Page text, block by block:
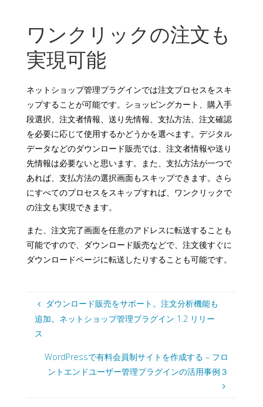
ワンクリックの注文も
実現可能
ネットショップ管理プラグインでは注文プロセスをスキ
ップすることが可能です。ショッピングカート、購入手
段選択、注文者情報、送り先情報、支払方法、注文確認
を必要に応じて使用するかどうかを選べます。デジタル
データなどのダウンロード販売では、注文者情報や送り
先情報は必要ないと思います。また、支払方法が一つで
あれば、支払方法の選択画面もスキップできます。さら
にすべてのプロセスをスキップすれば、ワンクリックで
の注文も実現できます。
また、注文完了画面を任意のアドレスに転送することも
可能ですので、ダウンロード販売などで、注文後すぐに
ダウンロードページに転送したりすることも可能です。
ダウンロード販売をサポート。注文分析機能も
追加。ネットショップ管理プラグイン 1.2 リリー
ス
WordPressで有料会員制サイトを作成する – フロ
ントエンドユーザー管理プラグインの活用事例３